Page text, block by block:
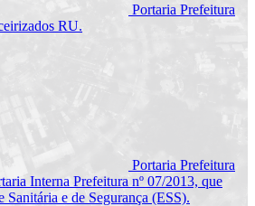
Portaria Prefeitura
RU.
Portaria Prefeitura
Interna Prefeitura nº 07/2013, que
Sanitária e de Segurança (ESS).